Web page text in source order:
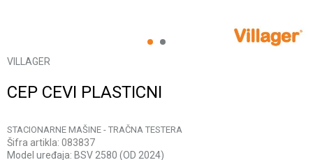
1 2
VILLAGER
CEP CEVI PLASTICNI
STACIONARNE MAŠINE - TRAČNA TESTERA
Šifra artikla: 083837
Model uređaja: BSV 2580 (OD 2024)